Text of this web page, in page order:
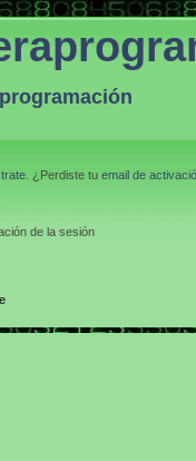
. ¿Perdiste tu email de
de la sesión